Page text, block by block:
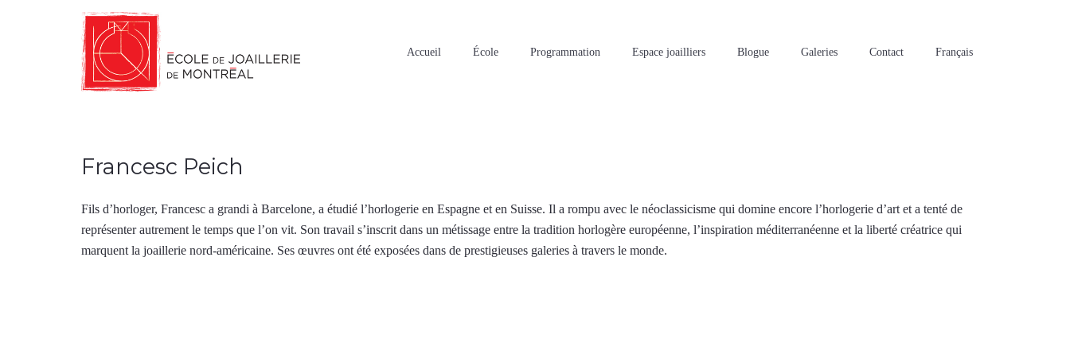
Accueil École Programmation Espace joailliers Blogue Galeries Contact Français
Francesc Peich
Fils d’horloger, Francesc a grandi à Barcelone, a étudié l’horlogerie en Espagne et en Suisse. Il a rompu avec le néoclassicisme qui domine encore l’horlogerie d’art et a tenté de
représenter autrement le temps que l’on vit. Son travail s’inscrit dans un métissage entre la tradition horlogère européenne, l’inspiration méditerranéenne et la liberté créatrice qui
marquent la joaillerie nord-américaine. Ses œuvres ont été exposées dans de prestigieuses galeries à travers le monde.